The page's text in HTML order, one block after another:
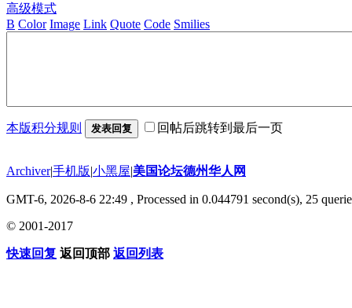
高级模式
B Color Image Link Quote Code Smilies
本版积分规则 发表回复 回帖后跳转到最后一页
Archiver|手机版|小黑屋|美国论坛德州华人网
GMT-6, 2026-8-6 22:49 , Processed in 0.044791 second(s), 25
© 2001-2017
快速回复 返回顶部 返回列表